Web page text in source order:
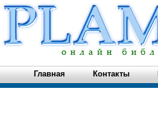
Главная Контакты